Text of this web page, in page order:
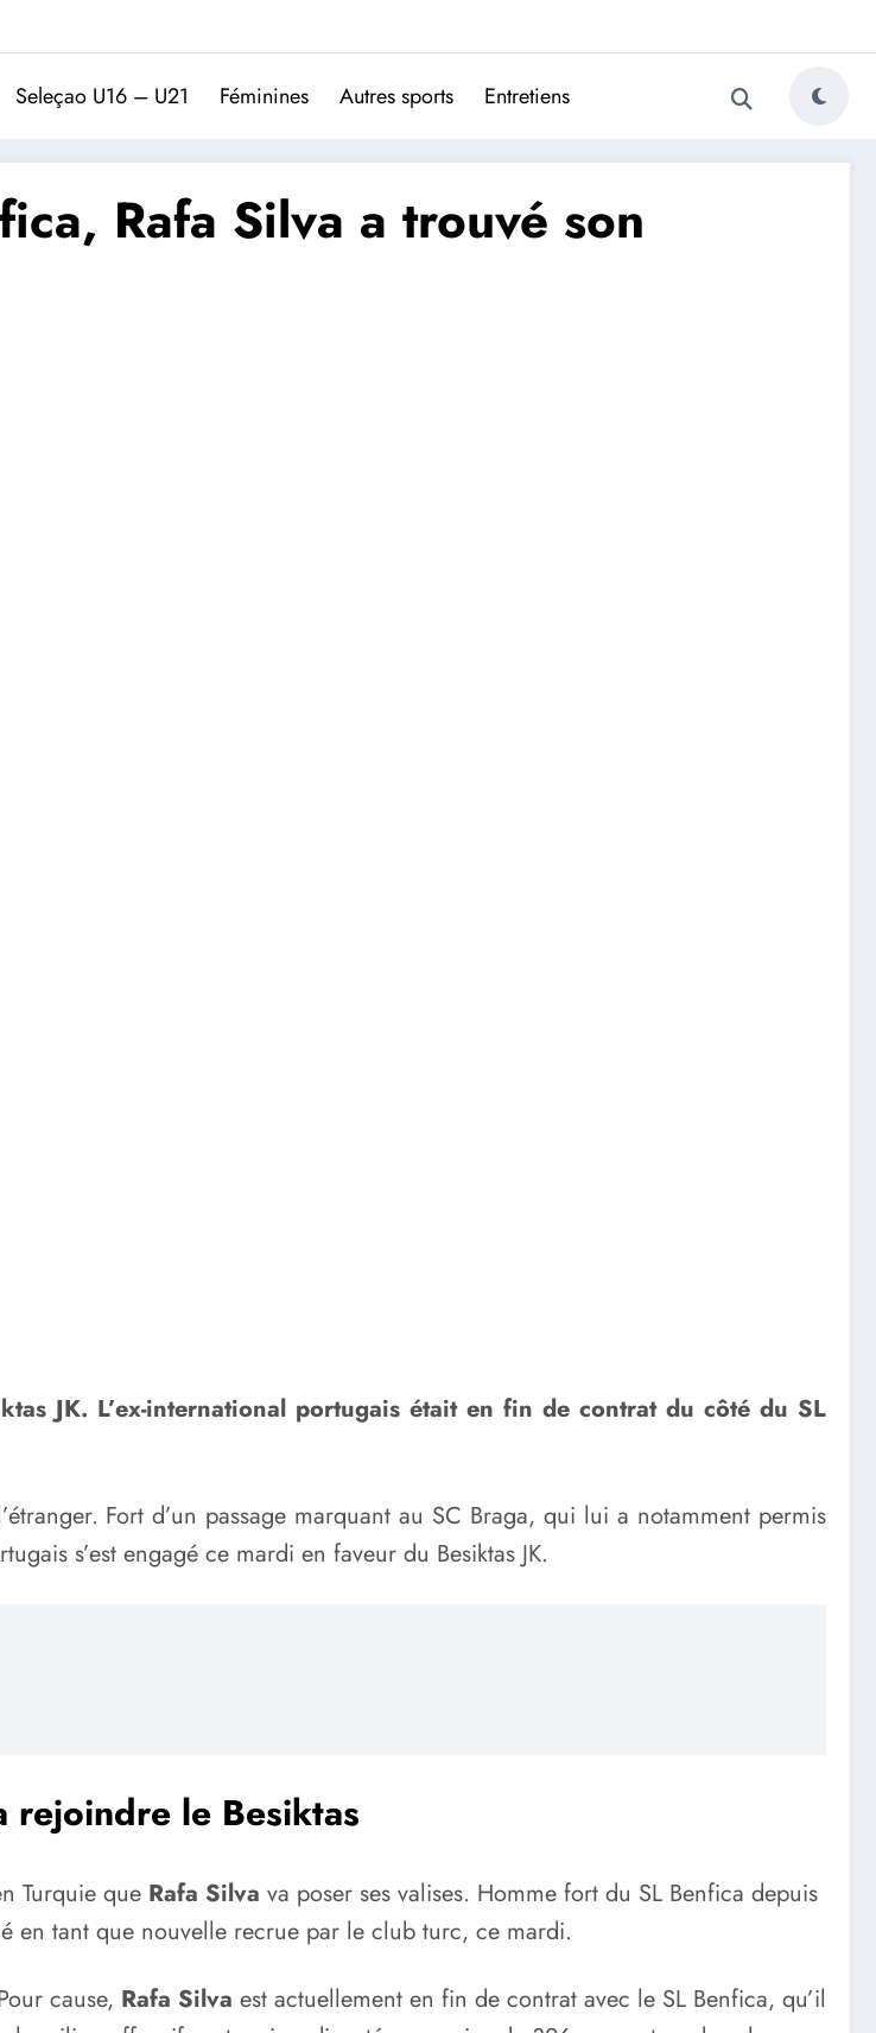
Trivela
L'actualité du football portugais
Seleçao U16 – U21 Féminines Autres sports Entretiens
Rafa Silva a trouvé son
JK. L’ex-international portugais était en fin de contrat du côté du SL
Fort d’un passage marquant au SC Braga, qui lui a notamment permis
s’est engagé ce mardi en faveur du Besiktas JK.
rejoindre le Besiktas
Turquie que Rafa Silva va poser ses valises. Homme fort du SL Benfica depuis
en tant que nouvelle recrue par le club turc, ce mardi.
cause, Rafa Silva est actuellement en fin de contrat avec le SL Benfica, qu’il